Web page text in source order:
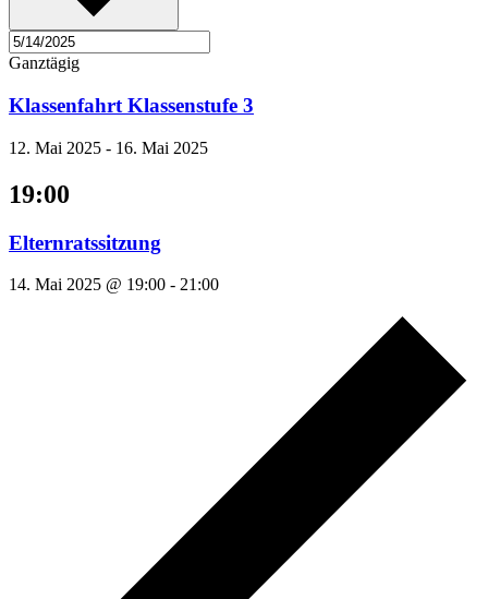
Ganztägig
Klassenfahrt Klassenstufe 3
12. Mai 2025 - 16. Mai 2025
19:00
Elternratssitzung
14. Mai 2025 @ 19:00 - 21:00